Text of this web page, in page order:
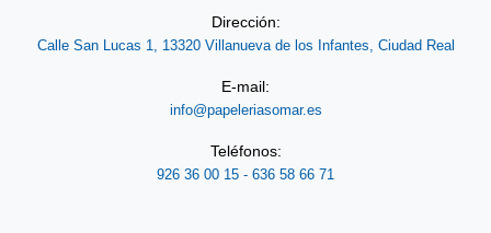
Dirección:
Calle San Lucas 1, 13320 Villanueva de los Infantes, Ciudad Real
E-mail:
info@papeleriasomar.es
Teléfonos:
926 36 00 15 - 636 58 66 71